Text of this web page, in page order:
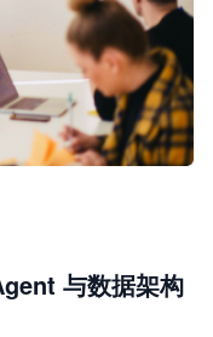
与数据架构